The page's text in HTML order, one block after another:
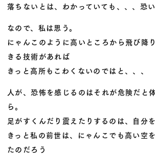
落ちないとは、わかっていても、、、恐
なので、私は思う。
にゃんこのように高いところから飛び降
きる技術があれば
きっと高所もこわくないのではと、、、
人が、恐怖を感じるのはそれが危険だと
ら。
足がすくんだり震えたりするのは、自分
きっと私の前世は、にゃんこでも高い空
たのだろう